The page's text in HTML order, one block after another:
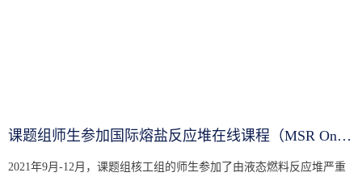
课题组师生参加国际熔盐反应堆在线课程（MSR Online School）学...
2021年9月-12月，课题组核工组的师生参加了由液态燃料反应堆严重